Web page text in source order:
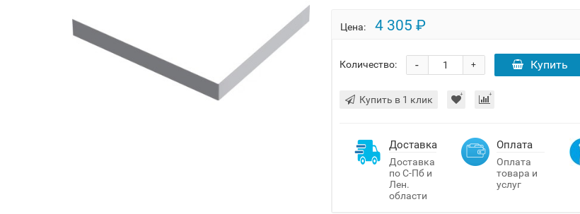
Цена: 4 305 ₽
Количество: +
- Купить
Купить в 1 клик
Доставка
Доставка
по С-Пб и
Лен.
области
Оплата
Оплата
товара и
услуг